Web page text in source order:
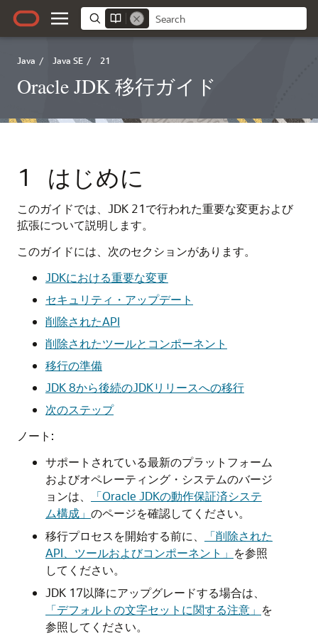
Java / Java SE / 21
Oracle JDK 移行ガイド
1 はじめに
このガイドでは、JDK 21で行われた重要な変更および
拡張について説明します。
このガイドには、次のセクションがあります。
JDKにおける重要な変更
セキュリティ・アップデート
削除されたAPI
削除されたツールとコンポーネント
移行の準備
JDK 8から後続のJDKリリースへの移行
次のステップ
ノート:
サポートされている最新のプラットフォーム
およびオペレーティング・システムのバージ
ョンは、
「Oracle JDKの動作保証済システ
ム構成」 のページを確認してください。
移行プロセスを開始する前に、
「削除された
API、ツールおよびコンポーネント」 を参照
してください。
JDK 17以降にアップグレードする場合は、
「デフォルトの文字セットに関する注意」 を
参照してください。